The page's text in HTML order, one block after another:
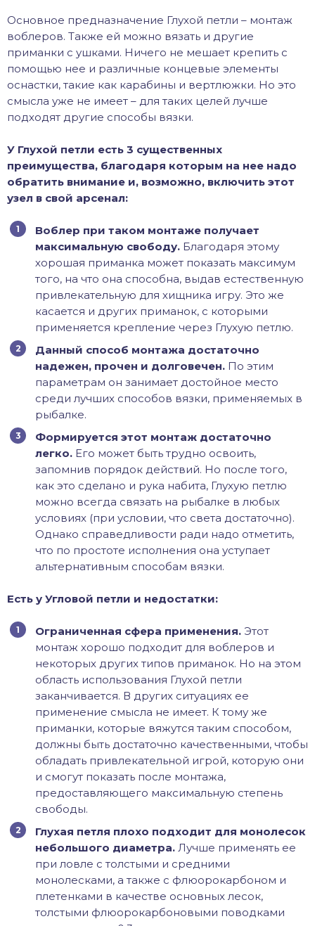
Основное предназначение Глухой петли – монтаж
воблеров. Также ей можно вязать и другие
приманки с ушками. Ничего не мешает крепить с
помощью нее и различные концевые элементы
оснастки, такие как карабины и вертлюжки. Но это
смысла уже не имеет – для таких целей лучше
подходят другие способы вязки.
У Глухой петли есть 3 существенных
преимущества, благодаря которым на нее надо
обратить внимание и, возможно, включить этот
узел в свой арсенал:
Воблер при таком монтаже получает
максимальную свободу. Благодаря этому
хорошая приманка может показать максимум
того, на что она способна, выдав естественную
привлекательную для хищника игру. Это же
касается и других приманок, с которыми
применяется крепление через Глухую петлю.
Данный способ монтажа достаточно
надежен, прочен и долговечен. По этим
параметрам он занимает достойное место
среди лучших способов вязки, применяемых в
рыбалке.
Формируется этот монтаж достаточно
легко. Его может быть трудно освоить,
запомнив порядок действий. Но после того,
как это сделано и рука набита, Глухую петлю
можно всегда связать на рыбалке в любых
условиях (при условии, что света достаточно).
Однако справедливости ради надо отметить,
что по простоте исполнения она уступает
альтернативным способам вязки.
Есть у Угловой петли и недостатки:
Ограниченная сфера применения. Этот
монтаж хорошо подходит для воблеров и
некоторых других типов приманок. Но на этом
область использования Глухой петли
заканчивается. В других ситуациях ее
применение смысла не имеет. К тому же
приманки, которые вяжутся таким способом,
должны быть достаточно качественными, чтобы
обладать привлекательной игрой, которую они
и смогут показать после монтажа,
предоставляющего максимальную степень
свободы.
Глухая петля плохо подходит для монолесок
небольшого диаметра. Лучше применять ее
при ловле с толстыми и средними
монолесками, а также с флюорокарбоном и
плетенками в качестве основных лесок,
толстыми флюорокарбоновыми поводками